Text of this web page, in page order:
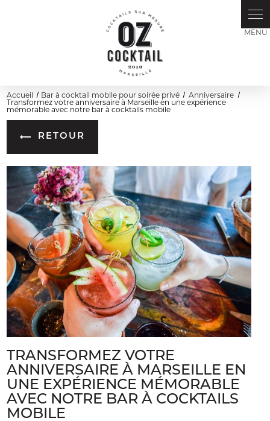
Accueil Bar à cocktail mobile pour soirée privé
Anniversaire
Transformez votre anniversaire à Marseille en une expérience
mémorable avec notre bar à cocktails mobile
RETOUR
TRANSFORMEZ VOTRE
ANNIVERSAIRE À MARSEILLE EN
UNE EXPÉRIENCE MÉMORABLE
AVEC NOTRE BAR À COCKTAILS
MOBILE